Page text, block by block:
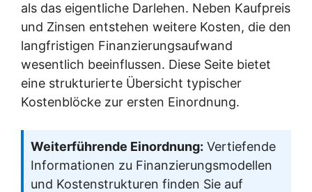
als das eigentliche Darlehen. Neben Kaufpreis
und Zinsen entstehen weitere Kosten, die den
langfristigen Finanzierungsaufwand
wesentlich beeinflussen. Diese Seite bietet
eine strukturierte Übersicht typischer
Kostenblöcke zur ersten Einordnung.
Weiterführende Einordnung: Vertiefende
Informationen zu Finanzierungsmodellen
und Kostenstrukturen finden Sie auf